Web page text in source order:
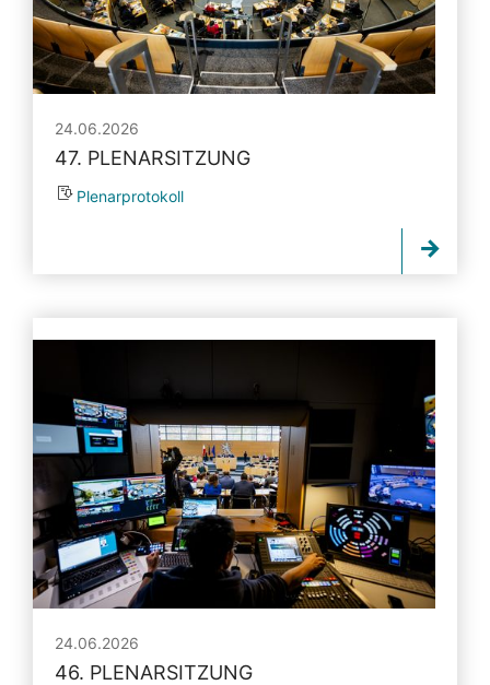
24.06.2026
47. PLENARSITZUNG
Plenarprotokoll
24.06.2026
46. PLENARSITZUNG